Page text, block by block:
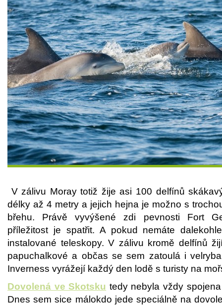
V zálivu Moray totiž žije asi 100 delfínů
délky až 4 metry a jejich hejna je možno s
břehu. Právě vyvýšené zdi pevnosti Fort
příležitost je spatřit. A pokud nemáte
instalované teleskopy. V zálivu kromě delfínů
papuchalkové a občas se sem zatoulá i
Inverness vyrážejí každý den lodě s turisty na
Dovolená ve Skotsku tedy nebyla vždy
Dnes sem sice málokdo jede speciálně na